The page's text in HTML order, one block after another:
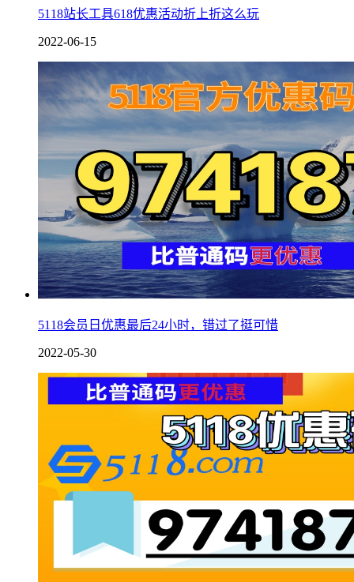
5118站长工具618优惠活动折上折这么玩
2022-06-15
5118会员日优惠最后24小时，错过了挺可惜
2022-05-30